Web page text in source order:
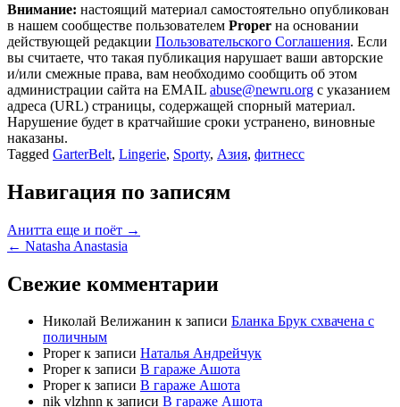
Внимание: настоящий материал самостоятельно опубликован
в нашем сообществе пользователем Proper на основании
действующей редакции Пользовательского Соглашения. Если
вы считаете, что такая публикация нарушает ваши авторские
и/или смежные права, вам необходимо сообщить об этом
администрации сайта на EMAIL abuse@newru.org с указанием
адреса (URL) страницы, содержащей спорный материал.
Нарушение будет в кратчайшие сроки устранено, виновные
наказаны.
Tagged GarterBelt, Lingerie, Sporty, Азия, фитнесс
Навигация по записям
Анитта еще и поёт →
← Natasha Anastasia
Свежие комментарии
Николай Велижанин к записи Бланка Брук схвачена с
поличным
Properк записи Наталья Андрейчук
Properк записи В гараже Ашота
Properк записи В гараже Ашота
nik vlzhnn к записи В гараже Ашота